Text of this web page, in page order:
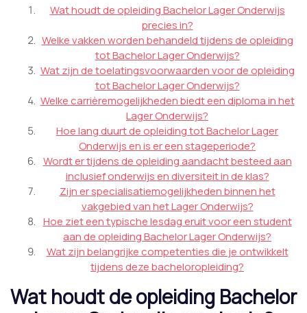
Wat houdt de opleiding Bachelor Lager Onderwijs
precies in?
Welke vakken worden behandeld tijdens de opleiding
tot Bachelor Lager Onderwijs?
Wat zijn de toelatingsvoorwaarden voor de opleiding
tot Bachelor Lager Onderwijs?
Welke carrièremogelijkheden biedt een diploma in het
Lager Onderwijs?
Hoe lang duurt de opleiding tot Bachelor Lager
Onderwijs en is er een stageperiode?
Wordt er tijdens de opleiding aandacht besteed aan
inclusief onderwijs en diversiteit in de klas?
Zijn er specialisatiemogelijkheden binnen het
vakgebied van het Lager Onderwijs?
Hoe ziet een typische lesdag eruit voor een student
aan de opleiding Bachelor Lager Onderwijs?
Wat zijn belangrijke competenties die je ontwikkelt
tijdens deze bacheloropleiding?
Wat houdt de opleiding Bachelor